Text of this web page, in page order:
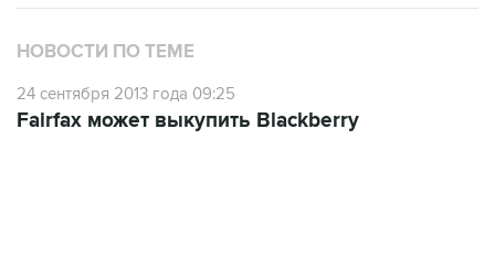
НОВОСТИ ПО ТЕМЕ
24 сентября 2013 года 09:25
Fairfax может выкупить Blackberry